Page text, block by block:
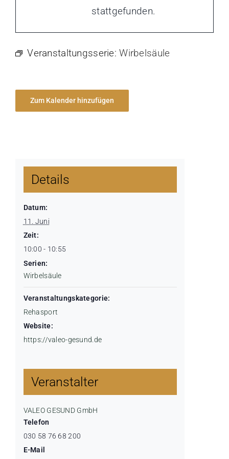
stattgefunden.
Veranstaltungsserie:Wirbelsäule
Zum Kalender hinzufügen
Details
Datum:
11. Juni
Zeit:
10:00 - 10:55
Serien:
Wirbelsäule
Veranstaltungskategorie:
Rehasport
Website:
https://valeo-gesund.de
Veranstalter
VALEO GESUND GmbH
Telefon
030 58 76 68 200
E-Mail